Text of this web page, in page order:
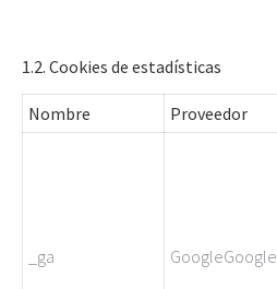
1.2. Cookies de estadísticas
Nombre Proveedor
_ga GoogleGoogle